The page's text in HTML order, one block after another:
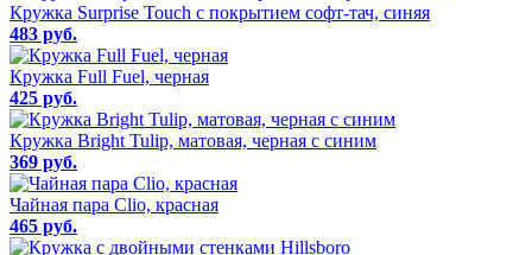
Кружка Surprise Touch c покрытием софт-тач, синяя
483 руб.
Кружка Full Fuel, черная
425 руб.
Кружка Bright Tulip, матовая, черная с синим
369 руб.
Чайная пара Clio, красная
465 руб.